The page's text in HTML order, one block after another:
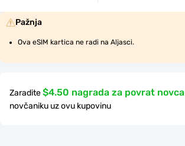
Pažnja
Ova eSIM kartica ne radi na Aljasci.
Zaradite$4.50 nagrada za povrat novca
novčaniku uz ovu kupovinu